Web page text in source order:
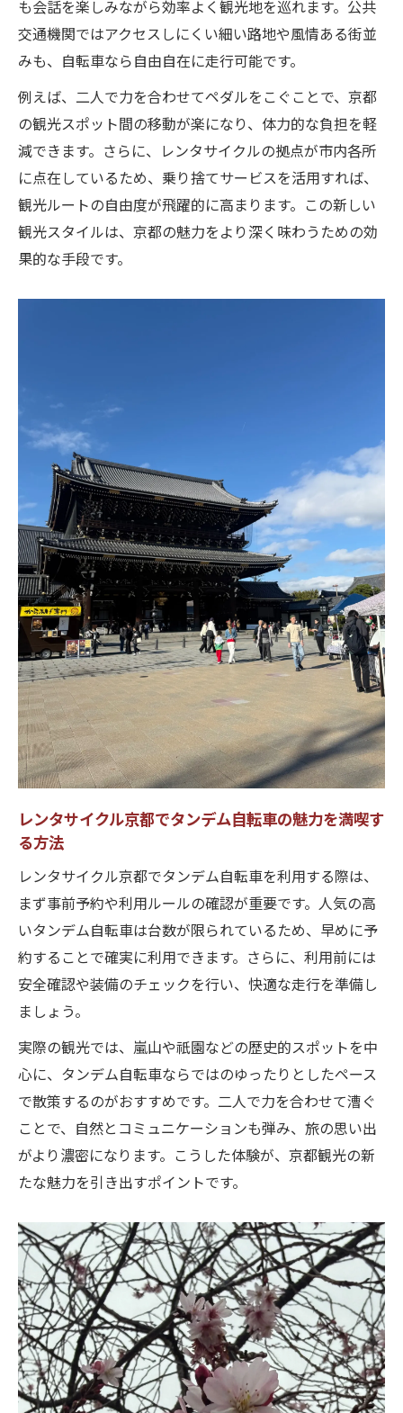
も会話を楽しみながら効率よく観光地を巡れます。公共
交通機関ではアクセスしにくい細い路地や風情ある街並
みも、自転車なら自由自在に走行可能です。
例えば、二人で力を合わせてペダルをこぐことで、京都
の観光スポット間の移動が楽になり、体力的な負担を軽
減できます。さらに、レンタサイクルの拠点が市内各所
に点在しているため、乗り捨てサービスを活用すれば、
観光ルートの自由度が飛躍的に高まります。この新しい
観光スタイルは、京都の魅力をより深く味わうための効
果的な手段です。
レンタサイクル京都でタンデム自転車の魅力を満喫す
る方法
レンタサイクル京都でタンデム自転車を利用する際は、
まず事前予約や利用ルールの確認が重要です。人気の高
いタンデム自転車は台数が限られているため、早めに予
約することで確実に利用できます。さらに、利用前には
安全確認や装備のチェックを行い、快適な走行を準備し
ましょう。
実際の観光では、嵐山や祇園などの歴史的スポットを中
心に、タンデム自転車ならではのゆったりとしたペース
で散策するのがおすすめです。二人で力を合わせて漕ぐ
ことで、自然とコミュニケーションも弾み、旅の思い出
がより濃密になります。こうした体験が、京都観光の新
たな魅力を引き出すポイントです。